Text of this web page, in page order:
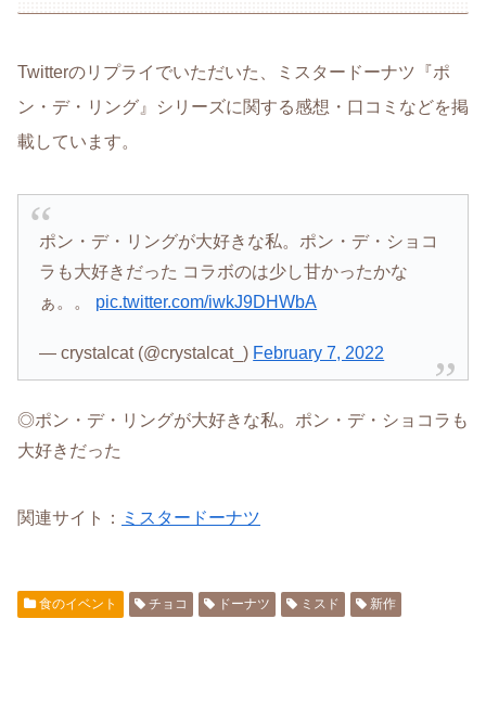
Twitterのリプライでいただいた、ミスタードーナツ『ポ
ン・デ・リング』シリーズに関する感想・口コミなどを掲
載しています。
ポン・デ・リングが大好きな私。ポン・デ・ショコ
ラも大好きだった コラボのは少し甘かったかな
ぁ。。 pic.twitter.com/iwkJ9DHWbA
— crystalcat (@crystalcat_) February 7, 2022
◎ポン・デ・リングが大好きな私。ポン・デ・ショコラも
大好きだった
関連サイト： ミスタードーナツ
食のイベント チョコ ドーナツ ミスド 新作